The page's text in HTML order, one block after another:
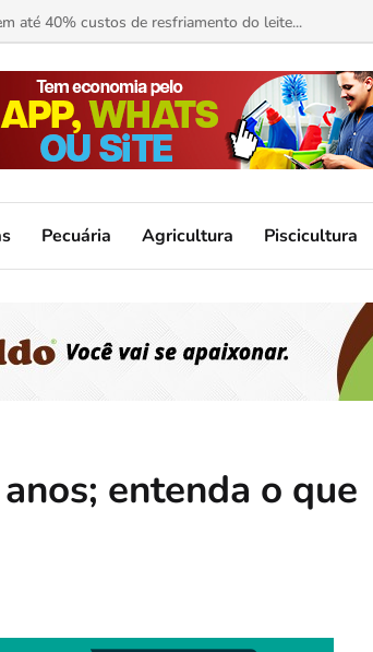
Pecuária Agricultura Piscicultura
entenda o que